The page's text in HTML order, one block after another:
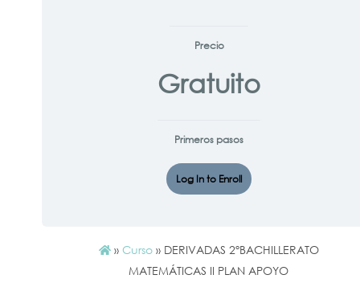
Precio
Gratuito
Primeros pasos
Log In to Enroll
»Curso » DERIVADAS 2ºBACHILLERATO
MATEMÁTICAS II PLAN APOYO